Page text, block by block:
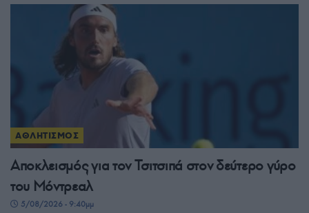
ΑΘΛΗΤΙΣΜΟΣ
Αποκλεισμός για τον Τσιτσιπά στον δεύτερο γύρο
του Μόντρεαλ
5/08/2026 - 9:40μμ